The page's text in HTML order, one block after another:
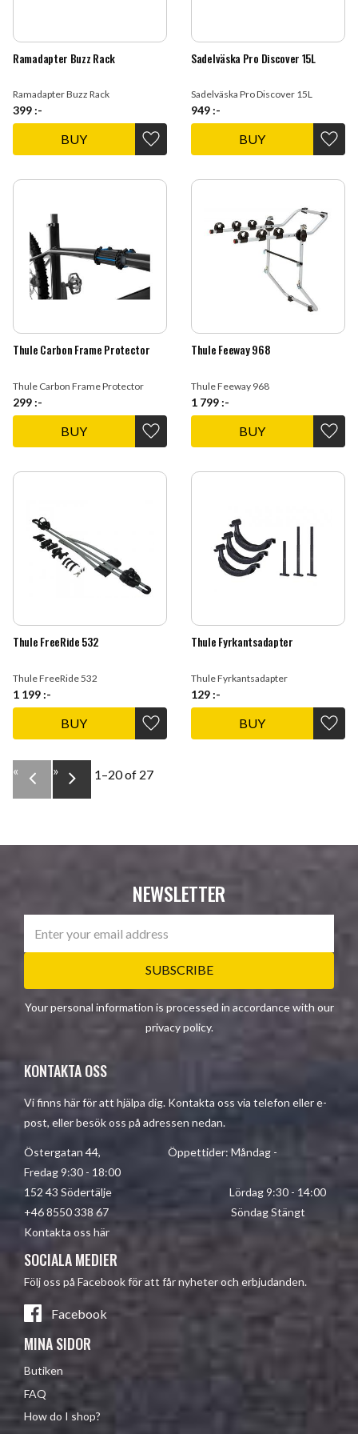
Ramadapter Buzz Rack
Ramadapter Buzz Rack
399 :-
Add to favorites
BUY
Sadelväska Pro Discover 15L
Sadelväska Pro Discover 15L
949 :-
Add
BUY
Thule Carbon Frame Protector
Thule Carbon Frame Protector
299 :-
Add to favorites
BUY
Thule Feeway 968
Thule Feeway 968
1 799 :-
Add
BUY
Thule FreeRide 532
Thule FreeRide 532
1 199 :-
Add to favorites
BUY
Thule Fyrkantsadapter
Thule Fyrkantsadapter
129 :-
Add
BUY
1–20of 27
« »
NEWSLETTER
SUBSCRIBE
Your personal information is processed in accordance with our
privacy policy.
KONTAKTA OSS
Vi finns här för att hjälpa dig. Kontakta oss via telefon eller e-
post, eller besök oss på adressen nedan.
Östergatan 44, Öppettider: Måndag -
Fredag 9:30 - 18:00
152 43 Södertälje Lördag 9:30 - 14:00
+46 8550 338 67 Söndag Stängt
Kontakta oss här
SOCIALA MEDIER
Följ oss på Facebook för att får nyheter och erbjudanden.
Facebook
MINA SIDOR
Butiken
FAQ
How do I shop?